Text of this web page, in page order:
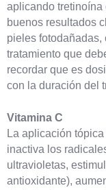
aplicando tretinoína
buenos resultados
pieles fotodañadas,
tratamiento que
recordar que es
con la duración del
Vitamina C
La aplicación
inactiva los
ultravioletas,
antioxidante),